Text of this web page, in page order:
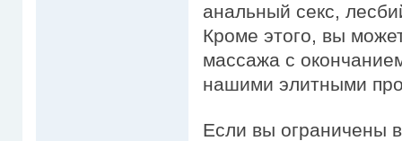
анальный секс,
Кроме этого, вы
массажа с
нашими элитными
Если вы ограничены